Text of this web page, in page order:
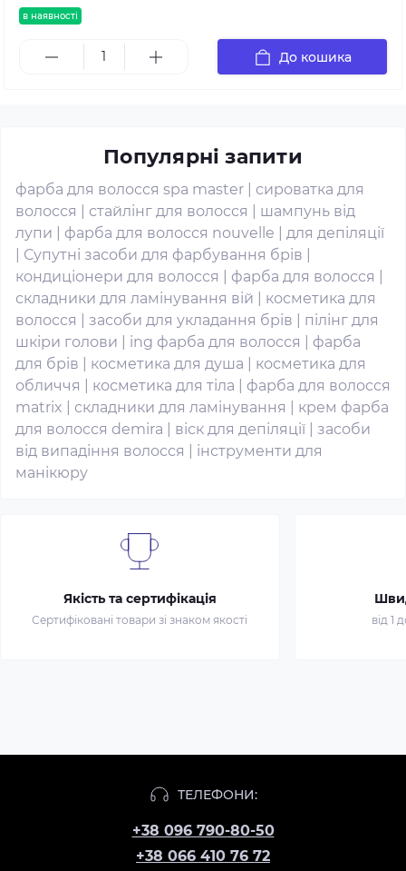
в наявності
До кошика
Популярні запити
фарба для волосся spa master
сироватка для
волосся
стайлінг для волосся
шампунь від
лупи
фарба для волосся nouvelle
для депіляції
Супутні засоби для фарбування брів
кондиціонери для волосся
фарба для волосся
складники для ламінування вій
косметика для
волосся
засоби для укладання брів
пілінг для
шкіри голови
ing фарба для волосся
фарба
для брів
косметика для душа
косметика для
обличчя
косметика для тіла
фарба для волосся
matrix
складники для ламінування
крем фарба
для волосся demira
віск для депіляції
засоби
від випадіння волосся
інструменти для
манікюру
Якість та сертифікація
Сертифіковані товари зі знаком якості від 1
ТЕЛЕФОНИ:
+38 096 790-80-50
+38 066 410 76 72